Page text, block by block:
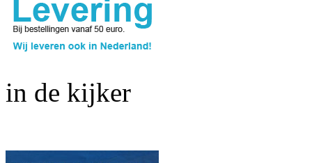
in de kijker